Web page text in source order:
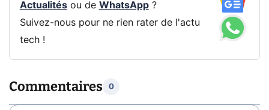
Actualitésou de WhatsApp?
Suivez-nous pour ne rien rater de l'actu
tech !
Commentaires 0